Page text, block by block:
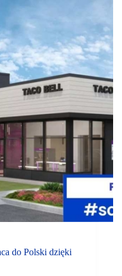
do Polski dzięki